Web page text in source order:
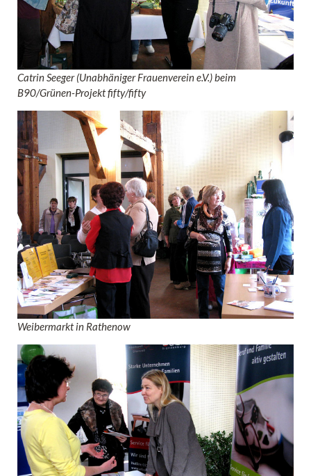
Catrin Seeger (Unabhäniger Frauenverein e.V.) beim
B90/Grünen-Projekt fifty/fifty
Weibermarkt in Rathenow